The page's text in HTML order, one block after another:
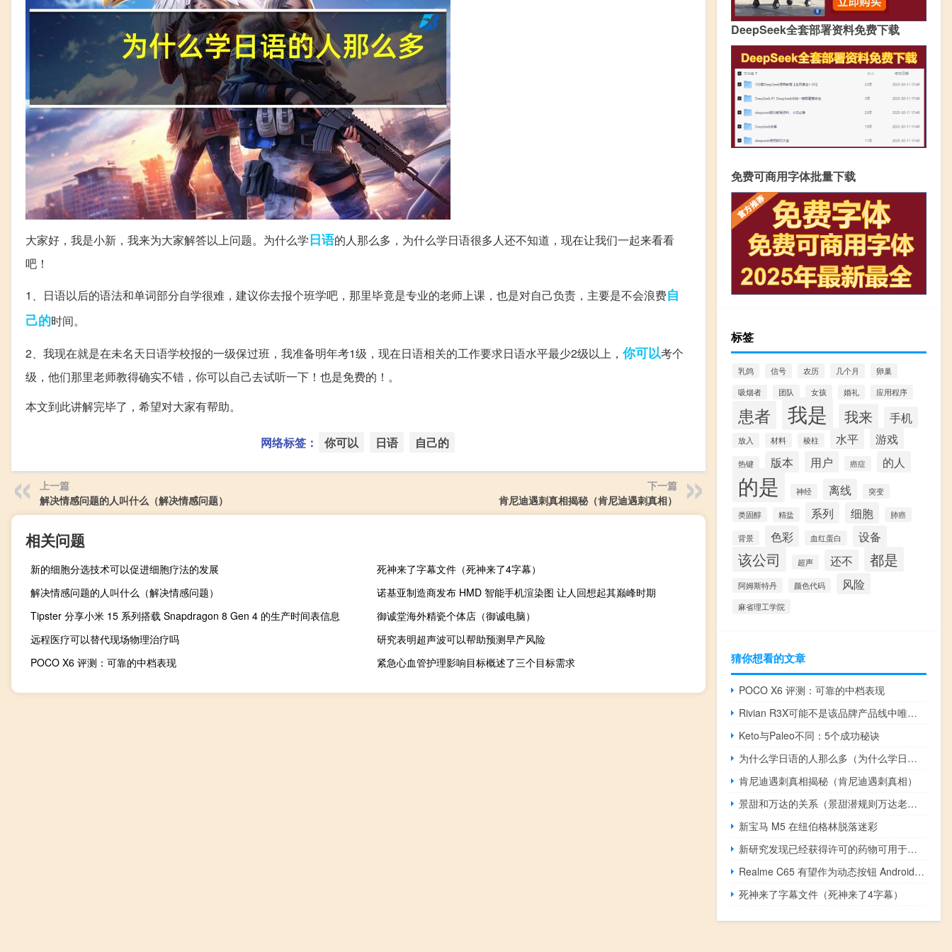
大家好，我是小新，我来为大家解答以上问题。为什么学日语的人那么多，为什么学日语很多人还不知道，现在让我们一起来看看
吧！
1、日语以后的语法和单词部分自学很难，建议你去报个班学吧，那里毕竟是专业的老师上课，也是对自己负责，主要是不会浪费自
己的时间。
2、我现在就是在未名天日语学校报的一级保过班，我准备明年考1级，现在日语相关的工作要求日语水平最少2级以上，你可以考个
级，他们那里老师教得确实不错，你可以自己去试听一下！也是免费的！。
本文到此讲解完毕了，希望对大家有帮助。
网络标签： 你可以 日语 自己的
上一篇
解决情感问题的人叫什么（解决情感问题）
下一篇
肯尼迪遇刺真相揭秘（肯尼迪遇刺真相）
相关问题
新的细胞分选技术可以促进细胞疗法的发展
死神来了字幕文件（死神来了4字幕）
解决情感问题的人叫什么（解决情感问题）
诺基亚制造商发布 HMD 智能手机渲染图 让人回想起其巅峰时期
Tipster 分享小米 15 系列搭载 Snapdragon 8 Gen 4 的生产时间表信息
御诚堂海外精瓷个体店（御诚电脑）
远程医疗可以替代现场物理治疗吗
研究表明超声波可以帮助预测早产风险
POCO X6 评测：可靠的中档表现
紧急心血管护理影响目标概述了三个目标需求
DeepSeek全套部署资料免费下载
免费可商用字体批量下载
标签
乳鸽 信号 农历 几个月
卵巢
吸烟者
团队 女孩 婚礼 应用程序
患者 我是 我来 手机
放入 材料 棱柱 水平 游戏
热键 版本 用户 癌症 的人
的是 神经 离线 突变
类固醇 精盐 系列 细胞 肺癌
背景 色彩 血红蛋白 设备
该公司 超声 还不 都是
阿姆斯特丹 颜色代码 风险
麻省理工学院
猜你想看的文章
POCO X6 评测：可靠的中档表现
Rivian R3X可能不是该品牌产品线中唯一外观坚固的型号
Keto与Paleo不同：5个成功秘诀
为什么学日语的人那么多（为什么学日语）
肯尼迪遇刺真相揭秘（肯尼迪遇刺真相）
景甜和万达的关系（景甜潜规则万达老总）
新宝马 M5 在纽伯格林脱落迷彩
新研究发现已经获得许可的药物可用于治疗继发性脑癌
Realme C65 有望作为动态按钮 Android 智能手机推出
死神来了字幕文件（死神来了4字幕）